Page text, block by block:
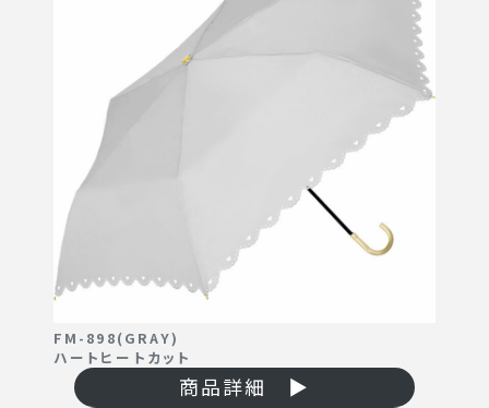
FM-898(GRAY)
ハートヒートカット
商品詳細 ▶